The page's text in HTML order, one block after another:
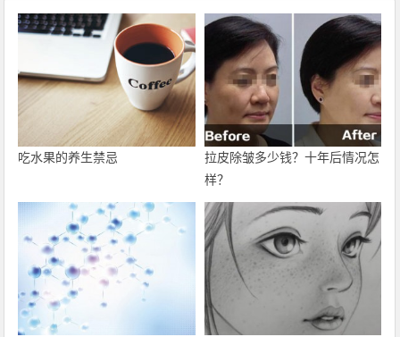
吃水果的养生禁忌
拉皮除皱多少钱？十年后情况怎
样？